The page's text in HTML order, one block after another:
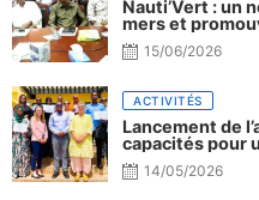
Nauti’Vert : un
mers et
15/06/2026
ACTIVITÉS
Lancement de
capacités pour
Djibouti.
14/05/2026